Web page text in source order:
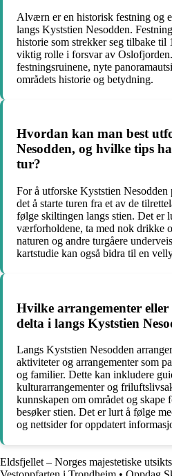
Alværn er en historisk festning og
langs Kyststien Nesodden.
historie som strekker seg tilbake til
viktig rolle i forsvar av
festningsruinene, nyte
områdets historie og betydning.
Hvordan kan man best
Nesodden, og hvilke tips
tur?
For å utforske Kyststien Nesodden
det å starte turen fra et av de
følge skiltingen langs stien. Det er
værforholdene, ta med nok drikke
naturen og andre turgåere
kartstudie kan også bidra til en
Hvilke arrangementer
delta i langs Kyststien
Langs Kyststien Nesodden
aktiviteter og arrangementer som
og familier. Dette kan inkludere
kulturarrangementer og
kunnskapen om området og skape
besøker stien. Det er lurt å følge
og nettsider for oppdatert
Eldsfjellet – Norges majestetiske